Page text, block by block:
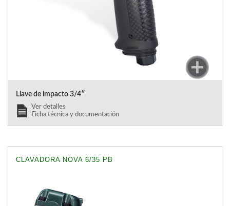
Llave de impacto 3/4″
Ver detalles
Ficha técnica y documentación
CLAVADORA NOVA 6/35 PB